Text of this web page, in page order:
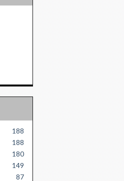
188
188
180
149
87